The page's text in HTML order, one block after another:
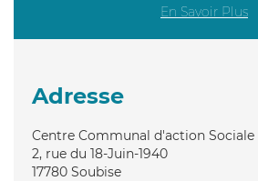
En Savoir Plus
Adresse
Centre Communal d'action Sociale
2, rue du 18-Juin-1940
17780 Soubise